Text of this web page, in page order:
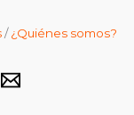
/¿Quiénes somos?